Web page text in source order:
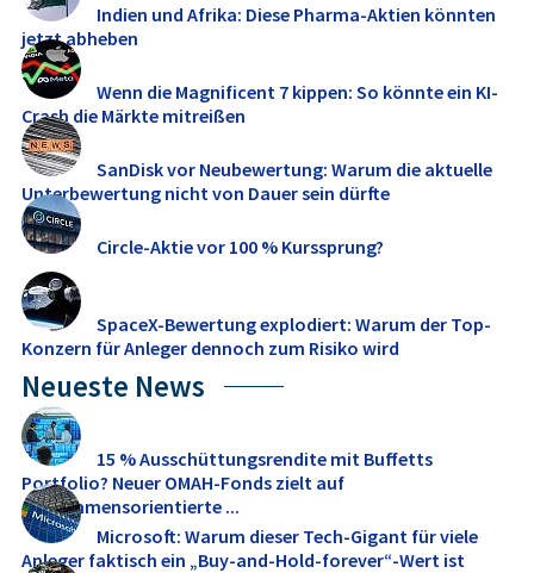
Indien und Afrika: Diese Pharma-Aktien könnten
jetzt abheben
Wenn die Magnificent 7 kippen: So könnte ein KI-
Crash die Märkte mitreißen
SanDisk vor Neubewertung: Warum die aktuelle
Unterbewertung nicht von Dauer sein dürfte
Circle-Aktie vor 100 % Kurssprung?
SpaceX-Bewertung explodiert: Warum der Top-
Konzern für Anleger dennoch zum Risiko wird
Neueste News
15 % Ausschüttungsrendite mit Buffetts
Portfolio? Neuer OMAH-Fonds zielt auf
einkommensorientierte ...
Microsoft: Warum dieser Tech-Gigant für viele
Anleger faktisch ein „Buy-and-Hold-forever“-Wert ist